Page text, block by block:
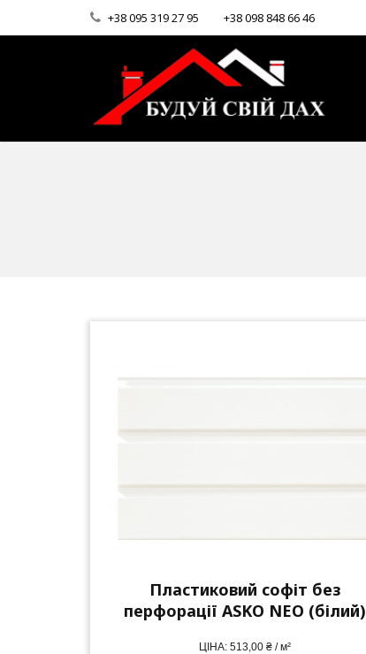
+38 095 319 27 95 +38 098 848 66 46
Пластиковий софіт без
перфорації ASKO NEO (білий)
ЦІНА: 513,00 ₴ / м²